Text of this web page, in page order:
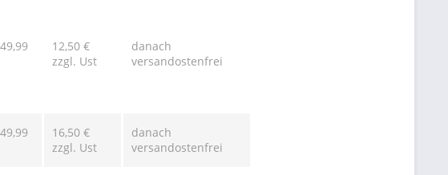
12,50 €
zzgl. Ust
danach
versandostenfrei
16,50 €
zzgl. Ust
danach
versandostenfrei